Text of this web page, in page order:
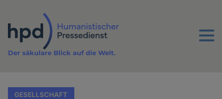
Inhalt
Menu
Der säkulare Blick auf die Welt.
GESELLSCHAFT